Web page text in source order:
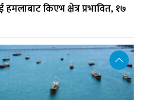
किएभ क्षेत्र प्रभावित, १७